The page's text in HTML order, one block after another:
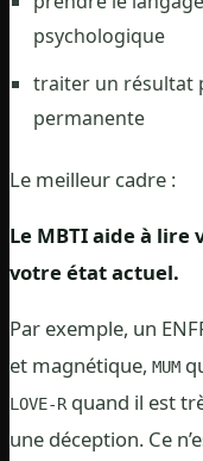
psychologique
traiter un résultat
permanente
Le meilleur cadre :
Le MBTI aide à lire
votre état actuel.
Par exemple, un
et magnétique, MUM
LOVE-Rquand il est
une déception. Ce